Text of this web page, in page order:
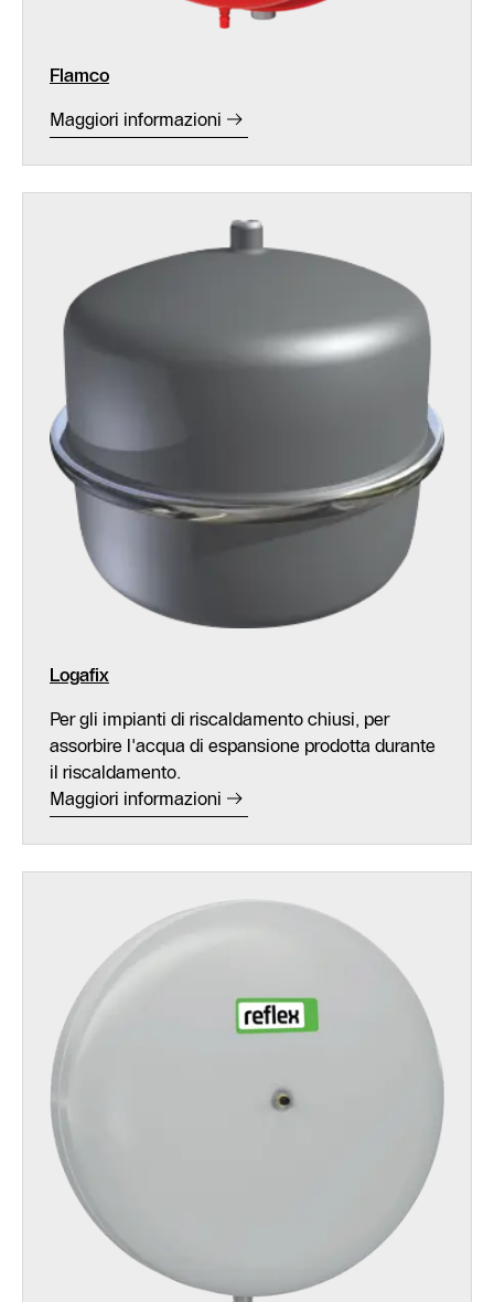
Flamco
Maggiori informazioni
Logafix
Per gli impianti di riscaldamento chiusi, per
assorbire l'acqua di espansione prodotta durante
il riscaldamento.
Maggiori informazioni